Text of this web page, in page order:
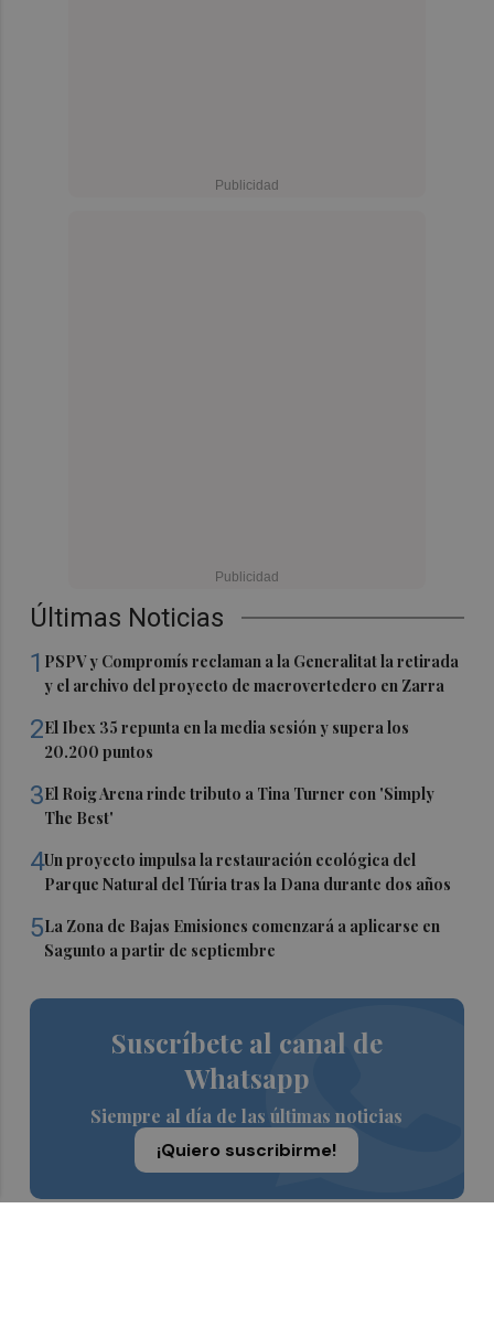
Últimas Noticias
1 PSPV y Compromís reclaman a la Generalitat la retirada
y el archivo del proyecto de macrovertedero en Zarra
2El Ibex 35 repunta en la media sesión y supera los
20.200 puntos
3El Roig Arena rinde tributo a Tina Turner con 'Simply
The Best'
4Un proyecto impulsa la restauración ecológica del
Parque Natural del Túria tras la Dana durante dos años
5La Zona de Bajas Emisiones comenzará a aplicarse en
Sagunto a partir de septiembre
Suscríbete al canal de
Whatsapp
Siempre al día de las últimas noticias
¡Quiero suscribirme!